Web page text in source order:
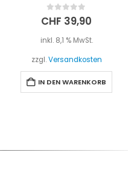
0out of 5
CHF 39,90
inkl. 8,1 % MwSt.
zzgl.Versandkosten
IN DEN WARENKORB